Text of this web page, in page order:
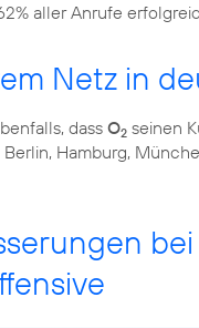
aller Anrufe
Netz in
dassO2 seinen
Hamburg,